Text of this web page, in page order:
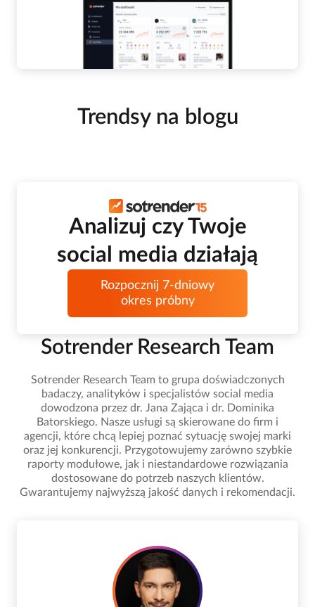
Trendsy na blogu
Analizuj czy Twoje
social media działają
Rozpocznij 7-dniowy
okres próbny
Sotrender Research Team
Sotrender Research Team to grupa doświadczonych
badaczy, analityków i specjalistów social media
dowodzona przez dr. Jana Zająca i dr. Dominika
Batorskiego. Nasze usługi są skierowane do firm i
agencji, które chcą lepiej poznać sytuację swojej marki
oraz jej konkurencji. Przygotowujemy zarówno szybkie
raporty modułowe, jak i niestandardowe rozwiązania
dostosowane do potrzeb naszych klientów.
Gwarantujemy najwyższą jakość danych i rekomendacji.